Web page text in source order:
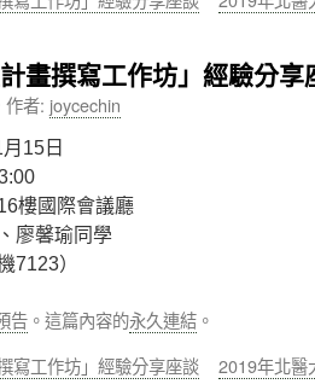
計畫撰寫工作坊」經驗分享
作者: joycechin
15日
樓國際會議廳
廖馨瑜同學
7123）
告 。這篇內容的永久連結 。
寫工作坊」經驗分享座談
2019年北醫